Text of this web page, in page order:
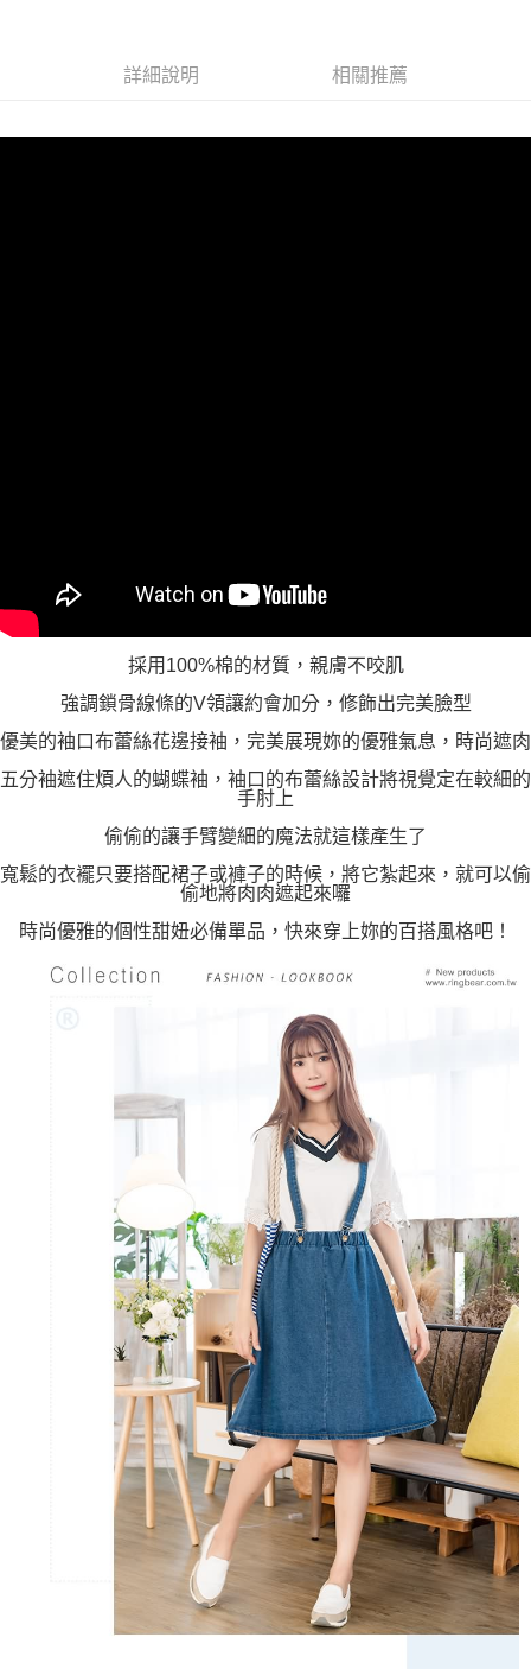
３．未成年的使用者請事先徵得法定代理人或監護人之同意方可使用
「AFTEE先享後付」，若未經同意申辦者引起之損失，本公司不負相關責
詳細說明 相關推薦
採用100%棉的材質，親膚不咬肌
強調鎖骨線條的V領讓約會加分，修飾出完美臉型
優美的袖口布蕾絲花邊接袖，完美展現妳的優雅氣息，時尚遮肉
五分袖遮住煩人的蝴蝶袖，袖口的布蕾絲設計將視覺定在較細的
手肘上
偷偷的讓手臂變細的魔法就這樣產生了
寬鬆的衣襬只要搭配裙子或褲子的時候，將它紮起來，就可以偷
偷地將肉肉遮起來囉
時尚優雅的個性甜妞必備單品，快來穿上妳的百搭風格吧！